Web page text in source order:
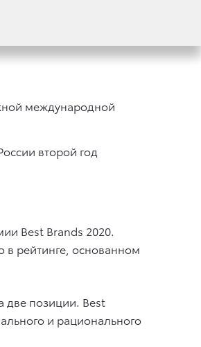
международной
второй год
Best Brands 2020.
в рейтинге, основанном
две позиции. Best
и рационального